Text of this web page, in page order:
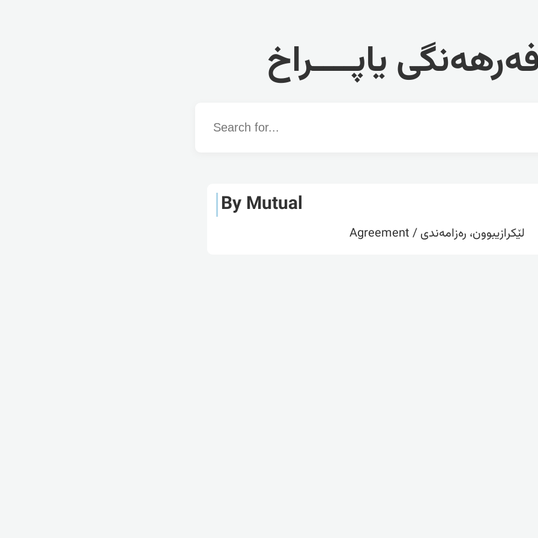
یاپــــراخ
Word
By Mutual
لێکرازیبوون، رەزامەندی / Agreement